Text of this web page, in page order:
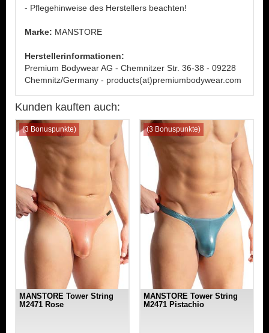
- Pflegehinweise des Herstellers beachten!
Marke: MANSTORE
Herstellerinformationen:
Premium Bodywear AG - Chemnitzer Str. 36-38 - 09228
Chemnitz/Germany - products(at)premiumbodywear.com
Kunden kauften auch:
(3 Bonuspunkte)
MANSTORE Tower String
M2471 Rose
(3 Bonuspunkte)
MANSTORE Tower String
M2471 Pistachio